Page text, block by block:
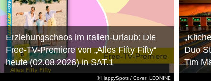
© HappySpots / Cover: LEONINE
Erziehungschaos im Italien-Urlaub: Die
Free-TV-Premiere von „Alles Fifty Fifty“
heute (02.08.2026) in SAT.1
Duo
Tim